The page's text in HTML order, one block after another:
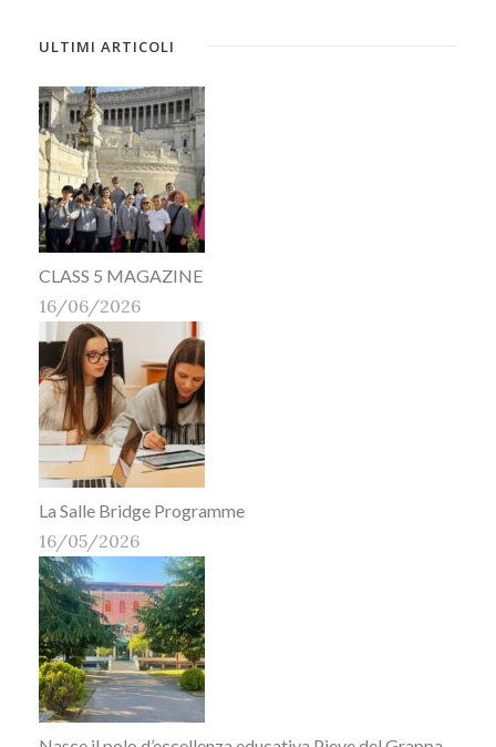
ULTIMI ARTICOLI
CLASS 5 MAGAZINE
16/06/2026
La Salle Bridge Programme
16/05/2026